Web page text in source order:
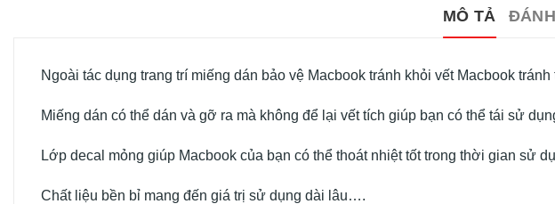
MÔ TẢ
Ngoài tác dụng trang trí miếng dán bảo vệ Macbook tránh khỏi vết Macbook
Miếng dán có thể dán và gỡ ra mà không để lại vết tích giúp bạn có thể tái sử
Lớp decal mỏng giúp Macbook của bạn có thể thoát nhiệt tốt trong thời gian sử
Chất liệu bền bỉ mang đến giá trị sử dụng dài lâu….